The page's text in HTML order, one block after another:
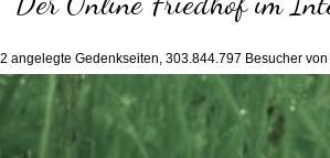
angelegte Gedenkseiten, 303.844.797 Besucher